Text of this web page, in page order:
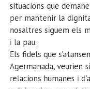
situacions que
per mantenir la
nosaltres siguem els
i la pau.
Els fidels que
Agermanada, veurien
relacions humanes i